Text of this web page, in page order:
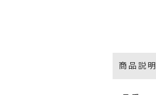
商品説明